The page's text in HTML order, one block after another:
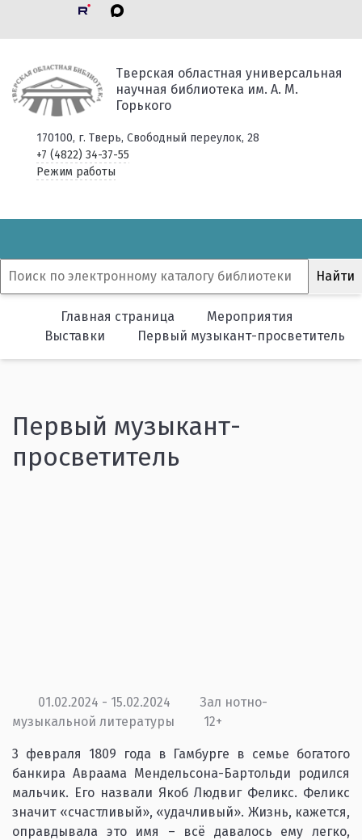
Тверская областная универсальная
научная библиотека им. А. М.
Горького
170100, г. Тверь, Свободный переулок, 28
+7 (4822) 34-37-55
Режим работы
Главная страница
Мероприятия
Выставки
Первый музыкант-просветитель
Первый музыкант-
просветитель
01.02.2024 - 15.02.2024
Зал нотно-
музыкальной литературы
12+
3 февраля 1809 года в Гамбурге в семье богатого
банкира Авраама Мендельсона-Бартольди родился
мальчик. Его назвали Якоб Людвиг Феликс. Феликс
значит «счастливый», «удачливый». Жизнь, кажется,
оправдывала это имя – всё давалось ему легко,